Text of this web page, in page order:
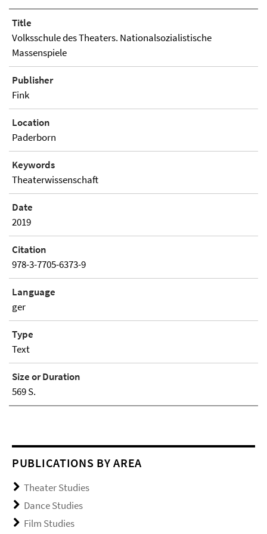
Title
Volksschule des Theaters. Nationalsozialistische
Massenspiele
Publisher
Fink
Location
Paderborn
Keywords
Theaterwissenschaft
Date
2019
Citation
978-3-7705-6373-9
Language
ger
Type
Text
Size or Duration
569 S.
PUBLICATIONS BY AREA
Theater Studies
Dance Studies
Film Studies